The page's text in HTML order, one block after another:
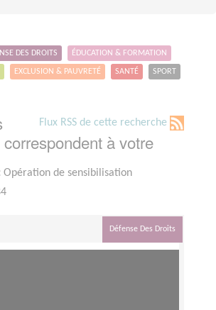
DES DROITS ÉDUCATION & FORMATION
EXCLUSION & PAUVRETÉ SANTÉ SPORT
Flux RSS de cette recherche
à votre
Opération de sensibilisation
Défense Des Droits